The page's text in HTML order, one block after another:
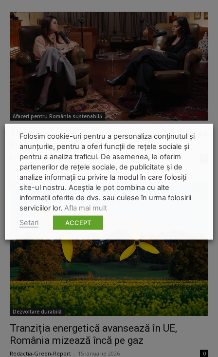
Afaceri pentru România sustenabilă
Ținte europene, piața neagră și neîncrederea
în reciclarea DEEE
Redactia-Green-Report - 19 ianuarie 2026
Dezvoltare durabilă
Tranziția energetică avansează în UE,
România mizează încă pe gaz
Redactia-Green-Report 15 ianuarie 2026 0
Folosim cookie-uri pentru a personaliza conținutul și
anunțurile, pentru a oferi funcții de rețele sociale și
pentru a analiza traficul. De asemenea, le oferim
partenerilor de rețele sociale, de publicitate și de
analize informații cu privire la modul în care folosiți
site-ul nostru. Aceștia le pot combina cu alte
informații oferite de dvs. sau culese în urma folosirii
serviciilor lor. Afla mai mult
Setari
ACCEPT